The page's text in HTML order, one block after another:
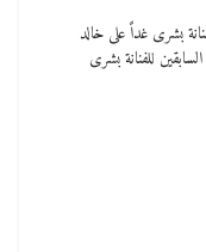
بشرى غداً على خالد
للفنانة بشرى